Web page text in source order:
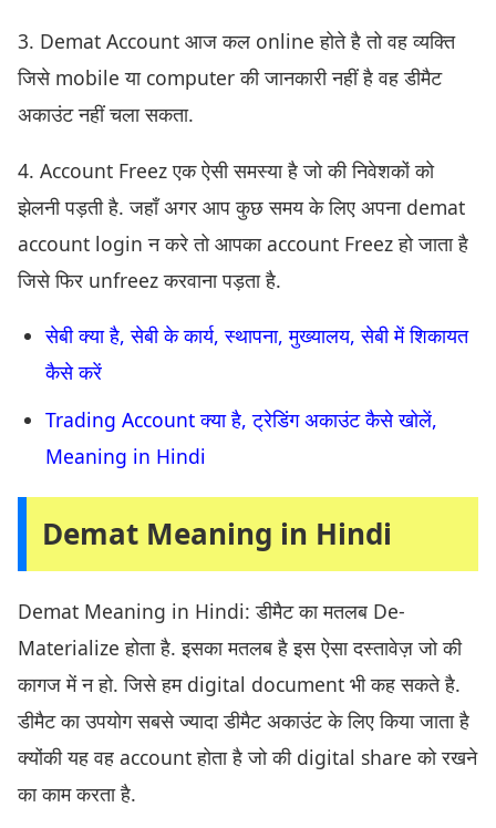
3. Demat Account आज कल online होते है तो वह व्यक्ति
जिसे mobile या computer की जानकारी नहीं है वह डीमैट
अकाउंट नहीं चला सकता.
4. Account Freez एक ऐसी समस्या है जो की निवेशकों को
झेलनी पड़ती है. जहाँ अगर आप कुछ समय के लिए अपना demat
account login न करे तो आपका account Freez हो जाता है
जिसे फिर unfreez करवाना पड़ता है.
सेबी क्या है, सेबी के कार्य, स्थापना, मुख्यालय, सेबी में शिकायत
कैसे करें
Trading Account क्या है, ट्रेडिंग अकाउंट कैसे खोलें,
Meaning in Hindi
Demat Meaning in Hindi
Demat Meaning in Hindi: डीमैट का मतलब De-
Materialize होता है. इसका मतलब है इस ऐसा दस्तावेज़ जो की
कागज में न हो. जिसे हम digital document भी कह सकते है.
डीमैट का उपयोग सबसे ज्यादा डीमैट अकाउंट के लिए किया जाता है
क्योंकी यह वह account होता है जो की digital share को रखने
का काम करता है.